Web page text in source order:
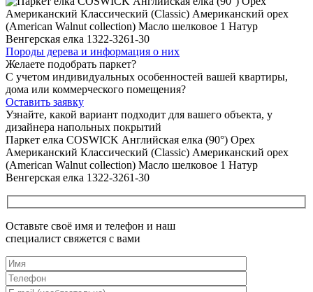
Породы дерева и информация о них
Желаете подобрать паркет?
С учетом индивидуальных особенностей вашей квартиры,
дома или коммерческого помещения?
Оставить заявку
Узнайте, какой вариант подходит для вашего объекта, у
дизайнера напольных покрытий
Паркет елка COSWICK Английская елка (90°) Орех
Американский Классический (Classic) Американский орех
(American Walnut collection) Масло шелковое 1 Натур
Венгерская елка 1322-3261-30
Оставьте своё имя и телефон и наш
специалист свяжется с вами